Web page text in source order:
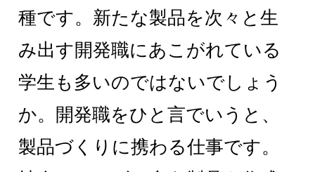
種です。新たな製品を次々と生
み出す開発職にあこがれている
学生も多いのではないでしょう
か。開発職をひと言でいうと、
製品づくりに携わる仕事です。